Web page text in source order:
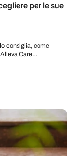
per le sue
consiglia, come
Care